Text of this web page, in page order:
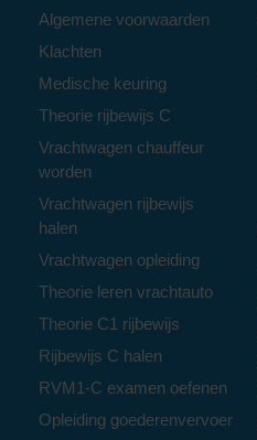
Algemene voorwaarden
Klachten
Medische keuring
Theorie rijbewijs C
Vrachtwagen chauffeur
worden
Vrachtwagen rijbewijs
halen
Vrachtwagen opleiding
Theorie leren vrachtauto
Theorie C1 rijbewijs
Rijbewijs C halen
RVM1-C examen oefenen
Opleiding goederenvervoer